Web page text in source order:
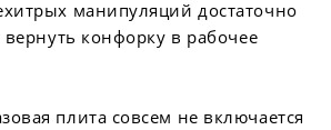
манипуляций достаточно
вернуть конфорку в рабочее
плита совсем не включается